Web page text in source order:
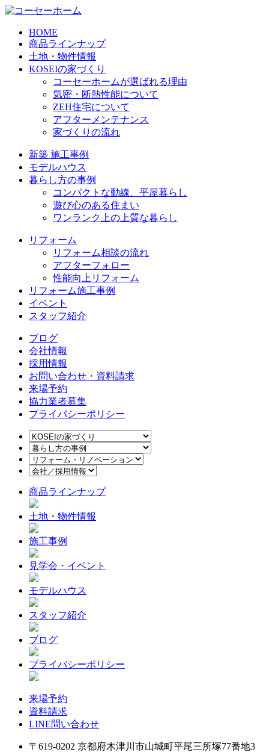
HOME
商品ラインナップ
土地・物件情報
KOSEIの家づくり
コーセーホームが選ばれる理由
気密・断熱性能について
ZEH住宅について
アフターメンテナンス
家づくりの流れ
新築 施工事例
モデルハウス
暮らし方の事例
コンパクトな動線、平屋暮らし
遊び心のある住まい
ワンランク上の上質な暮らし
リフォーム
リフォーム相談の流れ
アフターフォロー
性能向上リフォーム
リフォーム施工事例
イベント
スタッフ紹介
ブログ
会社情報
採用情報
お問い合わせ・資料請求
来場予約
協力業者募集
プライバシーポリシー
商品ラインナップ
土地・物件情報
施工事例
見学会・イベント
モデルハウス
スタッフ紹介
ブログ
プライバシーポリシー
来場予約
資料請求
LINE問い合わせ
〒619-0202 京都府木津川市山城町平尾三所塚77番地3